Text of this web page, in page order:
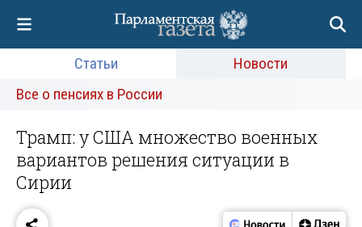
Статьи
Новости
Все о пенсиях в России
Трамп: у США множество военных
вариантов решения ситуации в
Сирии